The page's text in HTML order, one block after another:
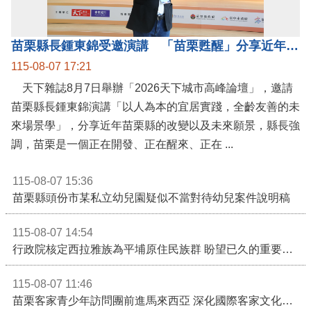
苗栗縣長鍾東錦受邀演講 「苗栗甦醒」分享近年轉變
115-08-07 17:21
天下雜誌8月7日舉辦「2026天下城市高峰論壇」，邀請
苗栗縣長鍾東錦演講「以人為本的宜居實踐，全齡友善的未
來場景學」，分享近年苗栗縣的改變以及未來願景，縣長強
調，苗栗是一個正在開發、正在醒來、正在 ...
115-08-07 15:36
苗栗縣頭份市某私立幼兒園疑似不當對待幼兒案件說明稿
115-08-07 14:54
行政院核定西拉雅族為平埔原住民族群 盼望已久的重要時刻到來！8月13日起受理民族成員名冊登記
115-08-07 11:46
苗栗客家青少年訪問團前進馬來西亞 深化國際客家文化交流